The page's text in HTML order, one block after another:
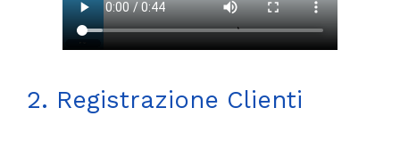
2. Registrazione Clienti